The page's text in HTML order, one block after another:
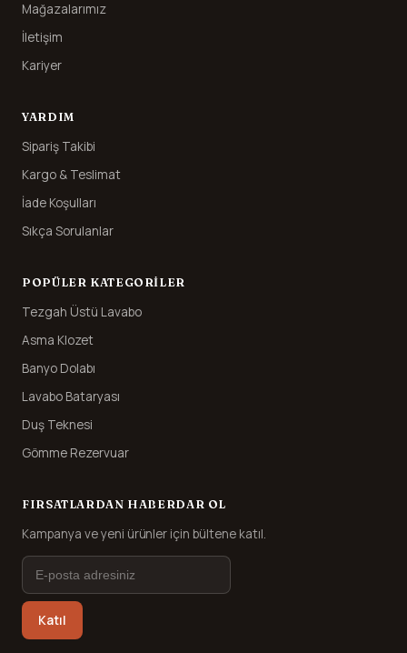
Mağazalarımız
İletişim
Kariyer
YARDIM
Sipariş Takibi
Kargo & Teslimat
İade Koşulları
Sıkça Sorulanlar
POPÜLER KATEGORILER
Tezgah Üstü Lavabo
Asma Klozet
Banyo Dolabı
Lavabo Bataryası
Duş Teknesi
Gömme Rezervuar
FIRSATLARDAN HABERDAR OL
Kampanya ve yeni ürünler için bültene katıl.
Katıl